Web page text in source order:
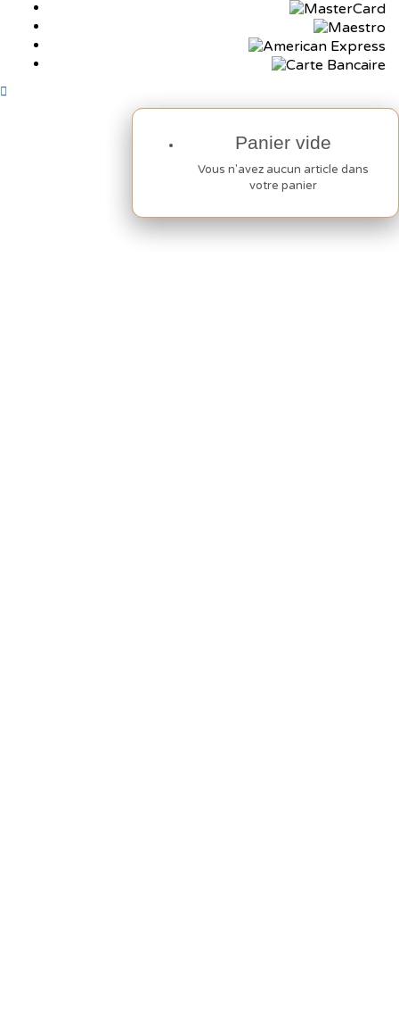
Panier vide
Vous n'avez aucun article dans
votre panier
Panier vide
Vous n'avez aucun article dans
votre panier